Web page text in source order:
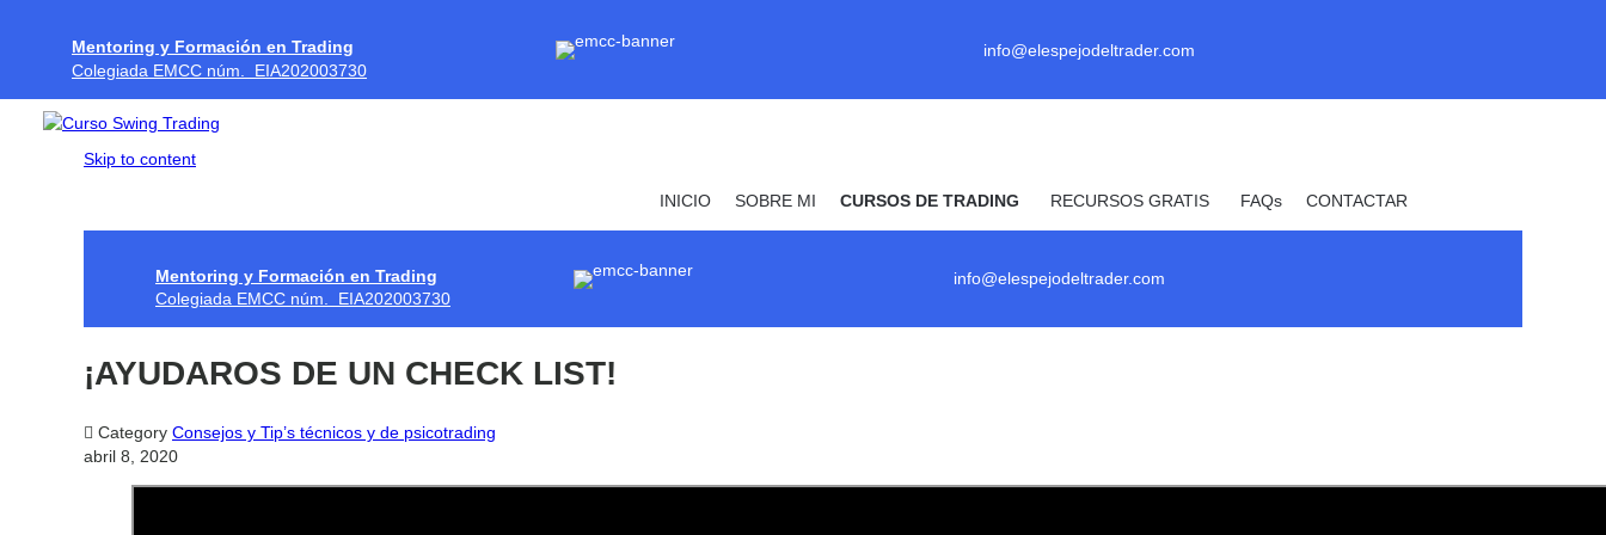
Mentoring y Formación en Trading
Colegiada EMCC núm. EIA202003730
info@elespejodeltrader.com
Skip to content
INICIO SOBRE MI CURSOS DE TRADING RECURSOS GRATIS FAQs CONTACTAR
Mentoring y Formación en Trading
Colegiada EMCC núm. EIA202003730
info@elespejodeltrader.com
¡AYUDAROS DE UN CHECK LIST!
 Category Consejos y Tip’s técnicos y de psicotrading
abril 8, 2020